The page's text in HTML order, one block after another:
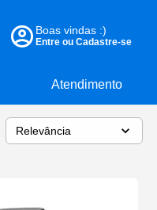
Atendimento
Boas vindas :)
Entre ou Cadastre-se